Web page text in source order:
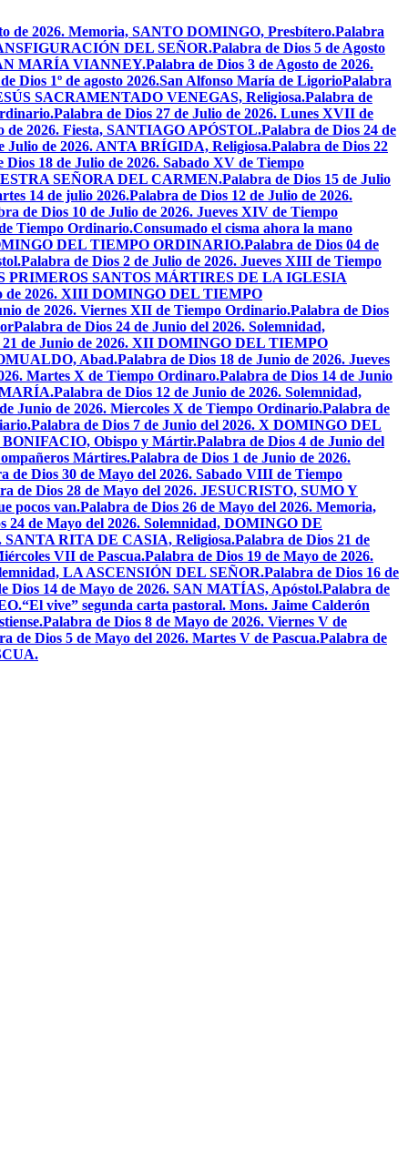
de 2026. Memoria, SANTO DOMINGO, Presbítero.Palabra
DEL SEÑOR.Palabra de Dios 5 de Agosto
MARÍA VIANNEY.Palabra de Dios 3 de Agosto de 2026.
Dios 1º de agosto 2026.San Alfonso María de LigorioPalabra
SACRAMENTADO VENEGAS, Religiosa.Palabra de
Palabra de Dios 27 de Julio de 2026. Lunes XVII de
de 2026. Fiesta, SANTIAGO APÓSTOL.Palabra de Dios 24 de
Julio de 2026. ANTA BRÍGIDA, Religiosa.Palabra de Dios 22
Dios 18 de Julio de 2026. Sabado XV de Tiempo
SEÑORA DEL CARMEN.Palabra de Dios 15 de Julio
14 de julio 2026.Palabra de Dios 12 de Julio de 2026.
de Dios 10 de Julio de 2026. Jueves XIV de Tiempo
Tiempo Ordinario.Consumado el cisma ahora la mano
DEL TIEMPO ORDINARIO.Palabra de Dios 04 de
Palabra de Dios 2 de Julio de 2026. Jueves XIII de Tiempo
PRIMEROS SANTOS MÁRTIRES DE LA IGLESIA
de 2026. XIII DOMINGO DEL TIEMPO
de 2026. Viernes XII de Tiempo Ordinario.Palabra de Dios
Palabra de Dios 24 de Junio del 2026. Solemnidad,
21 de Junio de 2026. XII DOMINGO DEL TIEMPO
Abad.Palabra de Dios 18 de Junio de 2026. Jueves
Martes X de Tiempo Ordinaro.Palabra de Dios 14 de Junio
MARÍA.Palabra de Dios 12 de Junio de 2026. Solemnidad,
Junio de 2026. Miercoles X de Tiempo Ordinario.Palabra de
Palabra de Dios 7 de Junio del 2026. X DOMINGO DEL
BONIFACIO, Obispo y Mártir.Palabra de Dios 4 de Junio del
Mártires.Palabra de Dios 1 de Junio de 2026.
de Dios 30 de Mayo del 2026. Sabado VIII de Tiempo
de Dios 28 de Mayo del 2026. JESUCRISTO, SUMO Y
pocos van.Palabra de Dios 26 de Mayo del 2026. Memoria,
24 de Mayo del 2026. Solemnidad, DOMINGO DE
SANTA RITA DE CASIA, Religiosa.Palabra de Dios 21 de
VII de Pascua.Palabra de Dios 19 de Mayo de 2026.
LA ASCENSIÓN DEL SEÑOR.Palabra de Dios 16 de
Dios 14 de Mayo de 2026. SAN MATÍAS, Apóstol.Palabra de
“El vive” segunda carta pastoral. Mons. Jaime Calderón
Palabra de Dios 8 de Mayo de 2026. Viernes V de
de Dios 5 de Mayo del 2026. Martes V de Pascua.Palabra de